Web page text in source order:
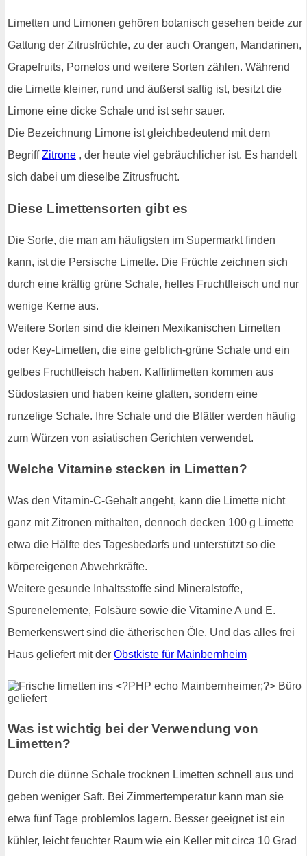
Limetten und Limonen gehören botanisch gesehen beide zur
Gattung der Zitrusfrüchte, zu der auch Orangen, Mandarinen,
Grapefruits, Pomelos und weitere Sorten zählen. Während
die Limette kleiner, rund und äußerst saftig ist, besitzt die
Limone eine dicke Schale und ist sehr sauer.
Die Bezeichnung Limone ist gleichbedeutend mit dem
BegriffZitrone , der heute viel gebräuchlicher ist. Es handelt
sich dabei um dieselbe Zitrusfrucht.
Diese Limettensorten gibt es
Die Sorte, die man am häufigsten im Supermarkt finden
kann, ist die Persische Limette. Die Früchte zeichnen sich
durch eine kräftig grüne Schale, helles Fruchtfleisch und nur
wenige Kerne aus.
Weitere Sorten sind die kleinen Mexikanischen Limetten
oder Key-Limetten, die eine gelblich-grüne Schale und ein
gelbes Fruchtfleisch haben. Kaffirlimetten kommen aus
Südostasien und haben keine glatten, sondern eine
runzelige Schale. Ihre Schale und die Blätter werden häufig
zum Würzen von asiatischen Gerichten verwendet.
Welche Vitamine stecken in Limetten?
Was den Vitamin-C-Gehalt angeht, kann die Limette nicht
ganz mit Zitronen mithalten, dennoch decken 100 g Limette
etwa die Hälfte des Tagesbedarfs und unterstützt so die
körpereigenen Abwehrkräfte.
Weitere gesunde Inhaltsstoffe sind Mineralstoffe,
Spurenelemente, Folsäure sowie die Vitamine A und E.
Bemerkenswert sind die ätherischen Öle. Und das alles frei
Haus geliefert mit der Obstkiste für Mainbernheim
Was ist wichtig bei der Verwendung von
Limetten?
Durch die dünne Schale trocknen Limetten schnell aus und
geben weniger Saft. Bei Zimmertemperatur kann man sie
etwa fünf Tage problemlos lagern. Besser geeignet ist ein
kühler, leicht feuchter Raum wie ein Keller mit circa 10 Grad